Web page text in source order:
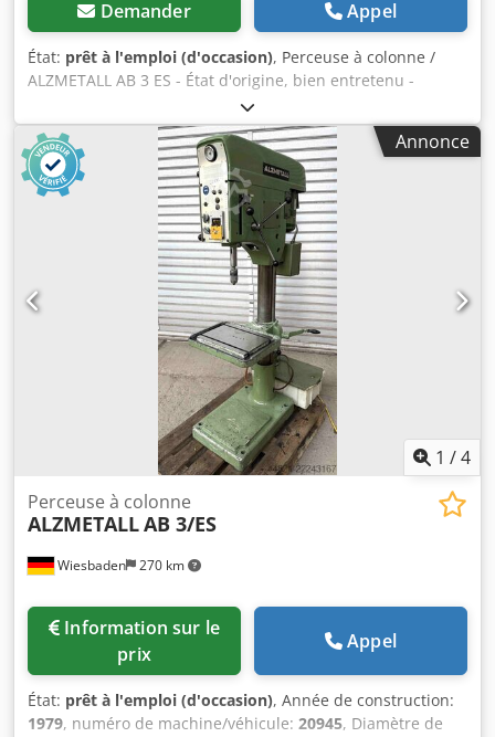
Demander Appel
État: prêt à l'emploi (d'occasion), Perceuse à colonne /
ALZMETALL AB 3 ES - État d'origine, bien entretenu -
Capacité de perçage / acier max. 35 mm - Portée d'environ
280 mm - Dimensions de la table d'environ 600 x 470 mm -
Course de perçage d'environ 180 mm - Porte-mandrin
conique MK 3 - Réglage de la vitesse en continu - Plage de
vitesse d'environ 65 à 2000 tr/min Dodpeztffcefx Aldjwa -
Butée de profondeur de perçage - Dispositif de protection
de la broche - Arrêt d'urgence - Interrupteur au pied -
Indicateur de vitesse analogique - Mandrin de perçage -
Documentation Dimensions : L x l x h 1,2 x 0,8 x 2 mètres /
Poids d'environ 500 kg
Annonce
1 /4
Wiesbaden 270 km
Perceuse à colonne
ALZMETALLAB 3/ES
prix
Appel
État: prêt à l'emploi (d'occasion), Année de construction:
1979, numéro de machine/véhicule: 20945, Diamètre de